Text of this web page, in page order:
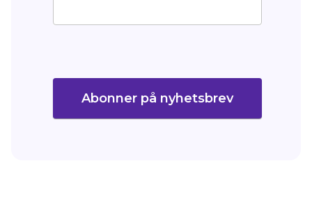
Abonner på nyhetsbrev